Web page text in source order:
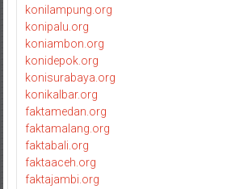
konilampung.org
konipalu.org
koniambon.org
konidepok.org
konisurabaya.org
konikalbar.org
faktamedan.org
faktamalang.org
faktabali.org
faktaaceh.org
faktajambi.org